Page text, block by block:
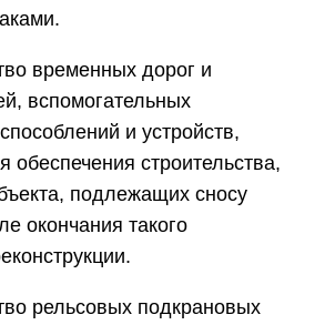
дорог и
вспомогательных
и устройств,
обеспечения строительства,
подлежащих сносу
окончания такого
подкрановых